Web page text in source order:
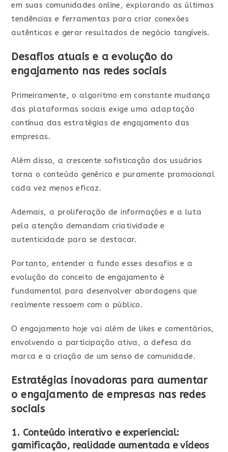
em suas comunidades online, explorando as últimas
tendências e ferramentas para criar conexões
autênticas e gerar resultados de negócio tangíveis.
Desafios atuais e a evolução do
engajamento nas redes sociais
Primeiramente, o algoritmo em constante mudança
das plataformas sociais exige uma adaptação
contínua das estratégias de engajamento das
empresas.
Além disso, a crescente sofisticação dos usuários
torna o conteúdo genérico e puramente promocional
cada vez menos eficaz.
Ademais, a proliferação de informações e a luta
pela atenção demandam criatividade e
autenticidade para se destacar.
Portanto, entender a fundo esses desafios e a
evolução do conceito de engajamento é
fundamental para desenvolver abordagens que
realmente ressoem com o público.
O engajamento hoje vai além de likes e comentários,
envolvendo a participação ativa, a defesa da
marca e a criação de um senso de comunidade.
Estratégias inovadoras para aumentar
o engajamento de empresas nas redes
sociais
1. Conteúdo interativo e experiencial:
gamificação, realidade aumentada e vídeos